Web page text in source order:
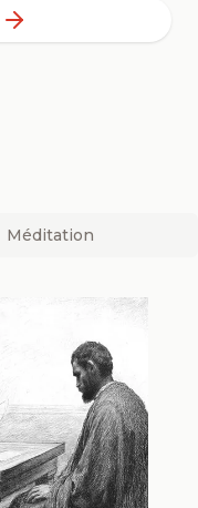
Méditation